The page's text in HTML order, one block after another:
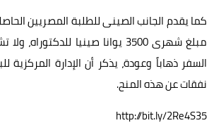
كما يقدم الجانب الصينى للطلبة المصريين
مبلغ شهرى 3500 يوانا صينيا
السفر ذهاباً وعودة، يذكر أن الإدارة المركزية
نفقات عن هذه المنح.
http://bit.ly/2Re4S35